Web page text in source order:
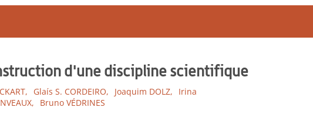
d'une discipline scientifique
Glaís S. CORDEIRO, Joaquim DOLZ,
Irina
Bruno VÉDRINES